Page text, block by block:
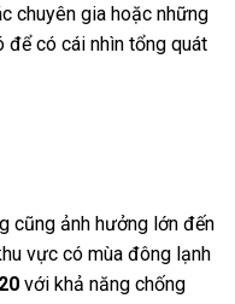
chuyên gia hoặc những
có cái nhìn tổng quát
cũng ảnh hưởng lớn đến
vực có mùa đông lạnh
với khả năng chống